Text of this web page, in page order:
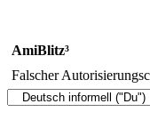
AmiBlitz³
Falscher